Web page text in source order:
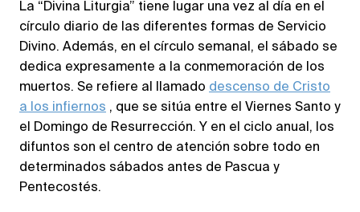
La “Divina Liturgia” tiene lugar una vez al día en el
círculo diario de las diferentes formas de Servicio
Divino. Además, en el círculo semanal, el sábado se
dedica expresamente a la conmemoración de los
muertos. Se refiere al llamado descenso de Cristo
a los infiernos , que se sitúa entre el Viernes Santo y
el Domingo de Resurrección. Y en el ciclo anual, los
difuntos son el centro de atención sobre todo en
determinados sábados antes de Pascua y
Pentecostés.